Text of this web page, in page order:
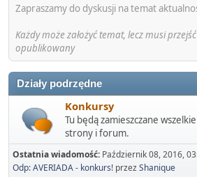
Zapraszamy do dyskusji na temat
Każdy może założyć temat, lecz musi
opublikowany
Działy podrzędne
Konkursy
Tu będą zamieszczane
strony i forum.
Ostatnia wiadomość: Październik 08, 2016,
Odp: AVERIADA - konkurs! przezShanique